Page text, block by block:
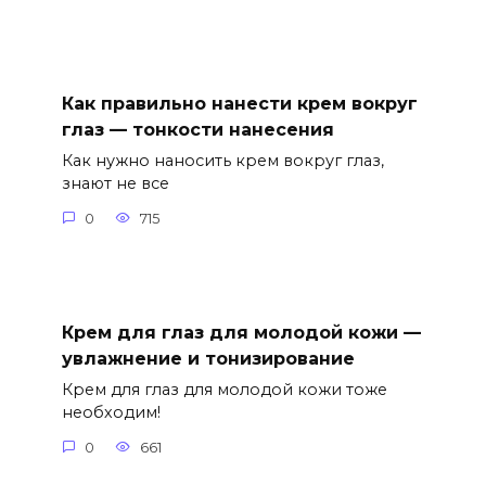
Как правильно нанести крем вокруг
глаз — тонкости нанесения
Как нужно наносить крем вокруг глаз,
знают не все
0 715
Крем для глаз для молодой кожи —
увлажнение и тонизирование
Крем для глаз для молодой кожи тоже
необходим!
0 661